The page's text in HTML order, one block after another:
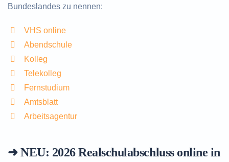
Bundeslandes zu nennen:
VHS online
Abendschule
Kolleg
Telekolleg
Fernstudium
Amtsblatt
Arbeitsagentur
➜ NEU: 2026Realschulabschluss online in